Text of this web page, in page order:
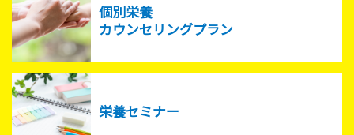
個別栄養
カウンセリングプラン
栄養セミナー